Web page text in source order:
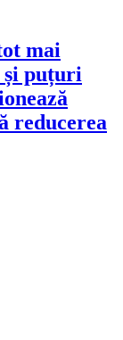
mai
și puțuri
reducerea